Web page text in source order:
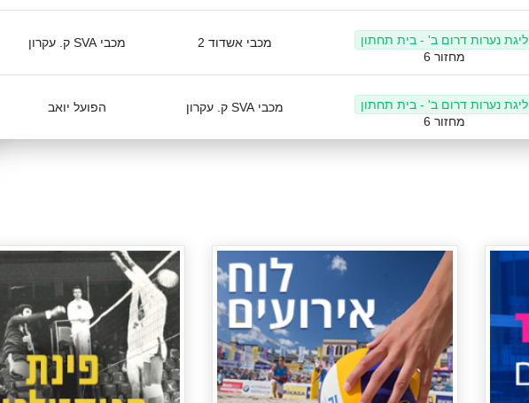
ליגת נערות דרום ב' - בית תחתון
מחזור 6
מכבי אשדוד 2 מכבי SVA ק. עקרון
ליגת נערות דרום ב' - בית תחתון
מחזור 6
מכבי SVA ק. עקרון הפועל יואב